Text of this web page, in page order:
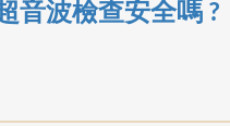
音波檢查安全嗎 ?